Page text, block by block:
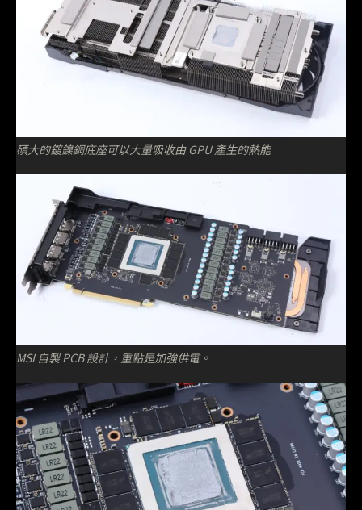
碩大的鍍鎳銅底座可以大量吸收由 GPU 產生的熱能
MSI 自製 PCB 設計，重點是加強供電。